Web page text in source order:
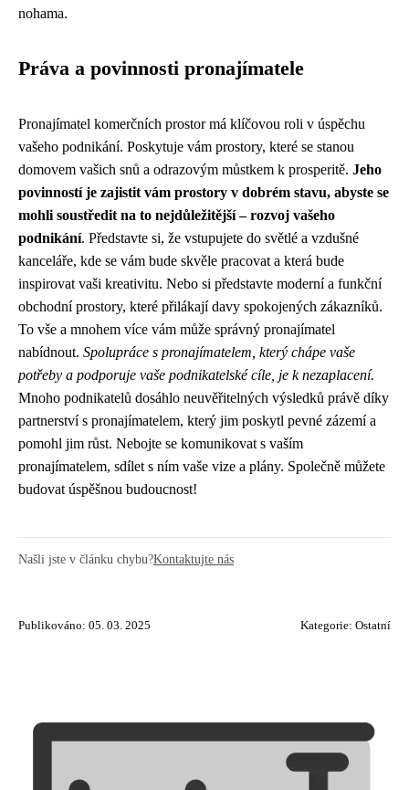
nohama.
Práva a povinnosti pronajímatele
Pronajímatel komerčních prostor má klíčovou roli v úspěchu
vašeho podnikání. Poskytuje vám prostory, které se stanou
domovem vašich snů a odrazovým můstkem k prosperitě. Jeho
povinností je zajistit vám prostory v dobrém stavu, abyste se
mohli soustředit na to nejdůležitější – rozvoj vašeho
podnikání. Představte si, že vstupujete do světlé a vzdušné
kanceláře, kde se vám bude skvěle pracovat a která bude
inspirovat vaši kreativitu. Nebo si představte moderní a funkční
obchodní prostory, které přilákají davy spokojených zákazníků.
To vše a mnohem více vám může správný pronajímatel
nabídnout. Spolupráce s pronajímatelem, který chápe vaše
potřeby a podporuje vaše podnikatelské cíle, je k nezaplacení.
Mnoho podnikatelů dosáhlo neuvěřitelných výsledků právě díky
partnerství s pronajímatelem, který jim poskytl pevné zázemí a
pomohl jim růst. Nebojte se komunikovat s vaším
pronajímatelem, sdílet s ním vaše vize a plány. Společně můžete
budovat úspěšnou budoucnost!
Našli jste v článku chybu?Kontaktujte nás
Publikováno: 05. 03. 2025 Kategorie: Ostatní